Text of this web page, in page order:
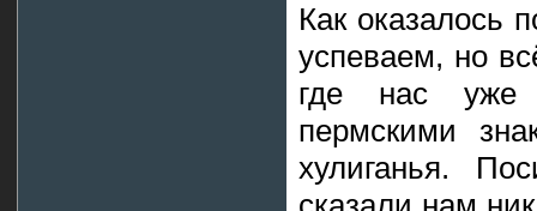
Как оказалось
успеваем, но
где нас уже
пермскими
хулиганья.